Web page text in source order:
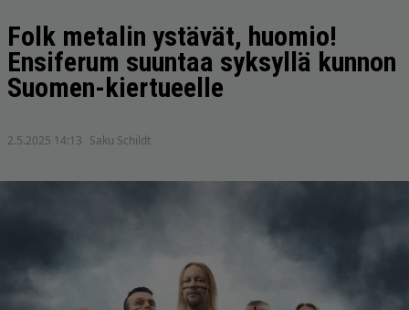
Folk metalin ystävät, huomio!
Ensiferum suuntaa syksyllä kunnon
Suomen-kiertueelle
2.5.2025 14:13 Saku Schildt